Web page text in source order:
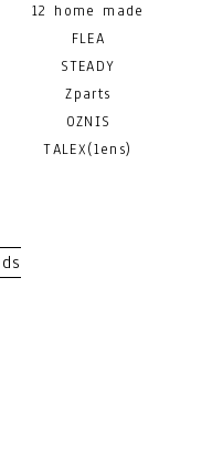
12 home made
FLEA
STEADY
Zparts
OZNIS
TALEX(lens)